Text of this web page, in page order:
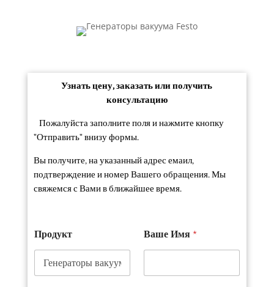
Узнать цену, заказать или получить
консультацию
Пожалуйста заполните поля и нажмите кнопку
"Отправить" внизу формы.
Вы получите, на указанный адрес емаил,
подтверждение и номер Вашего обращения. Мы
свяжемся с Вами в ближайшее время.
Продукт Ваше Имя *